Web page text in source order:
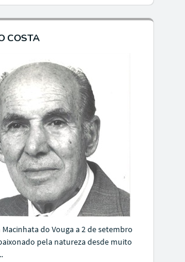
COSTA
Macinhata do Vouga a 2 de setembro
pela natureza desde muito